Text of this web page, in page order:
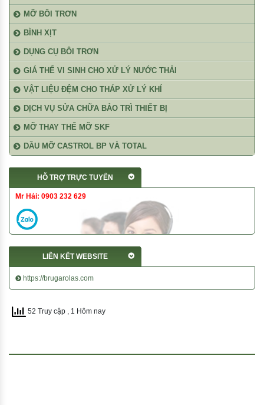
MỠ BÔI TRƠN
BÌNH XỊT
DỤNG CỤ BÔI TRƠN
GIÁ THỂ VI SINH CHO XỬ LÝ NƯỚC THẢI
VẬT LIỆU ĐỆM CHO THÁP XỬ LÝ KHÍ
DỊCH VỤ SỬA CHỮA BẢO TRÌ THIẾT BỊ
MỠ THAY THẾ MỠ SKF
DẦU MỠ CASTROL BP VÀ TOTAL
HỖ TRỢ TRỰC TUYẾN
Mr Hải: 0903 232 629
LIÊN KẾT WEBSITE
https://brugarolas.com
52 Truy cập , 1 Hôm nay